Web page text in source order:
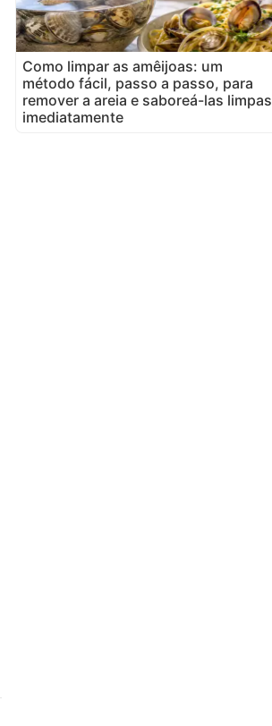
Como limpar as amêijoas: um
método fácil, passo a passo, para
remover a areia e saboreá-las limpas
imediatamente